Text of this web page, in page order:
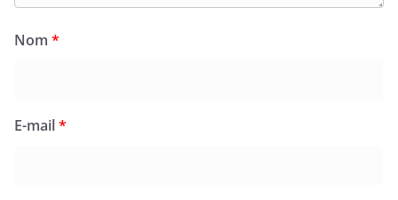
Nom *
E-mail*